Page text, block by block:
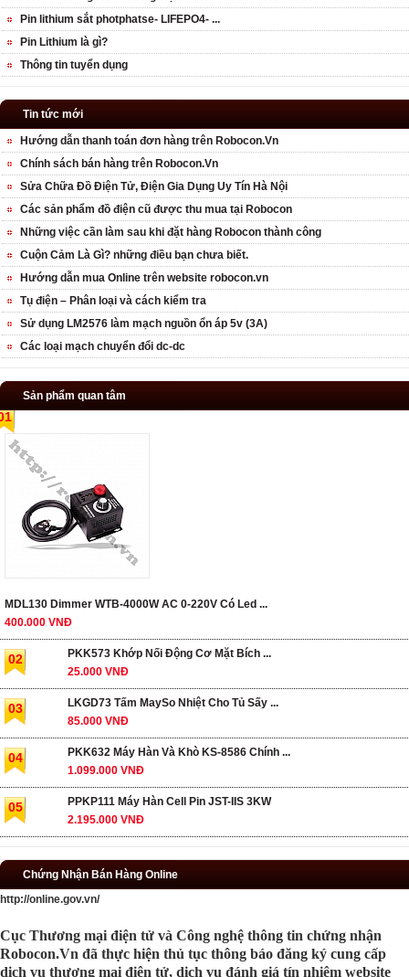
Pin lithium sắt photphatse- LIFEPO4- ...
Pin Lithium là gì?
Thông tin tuyển dụng
Tin tức mới
Hướng dẫn thanh toán đơn hàng trên Robocon.Vn
Chính sách bán hàng trên Robocon.Vn
Sửa Chữa Đồ Điện Tử, Điện Gia Dụng Uy Tín Hà Nội
Các sản phẩm đồ điện cũ được thu mua tại Robocon
Những việc cần làm sau khi đặt hàng Robocon thành công
Cuộn Cảm Là Gì? những điều bạn chưa biết.
Hướng dẫn mua Online trên website robocon.vn
Tụ điện – Phân loại và cách kiểm tra
Sử dụng LM2576 làm mạch nguồn ổn áp 5v (3A)
Các loại mạch chuyển đổi dc-dc
Sản phẩm quan tâm
MDL130 Dimmer WTB-4000W AC 0-220V Có Led ...
400.000 VNĐ
02
PKK573 Khớp Nối Động Cơ Mặt Bích ...
25.000 VNĐ
03
LKGD73 Tấm MaySo Nhiệt Cho Tủ Sấy ...
85.000 VNĐ
04
PKK632 Máy Hàn Và Khò KS-8586 Chính ...
1.099.000 VNĐ
05
PPKP111 Máy Hàn Cell Pin JST-IIS 3KW
2.195.000 VNĐ
Chứng Nhận Bán Hàng Online
http://online.gov.vn/
Cục Thương mại điện tử và Công nghệ thông tin chứng nhận
Robocon.Vn đã thực hiện thủ tục thông báo đăng ký cung cấp
dịch vụ thương mại điện tử, dịch vụ đánh giá tín nhiệm website